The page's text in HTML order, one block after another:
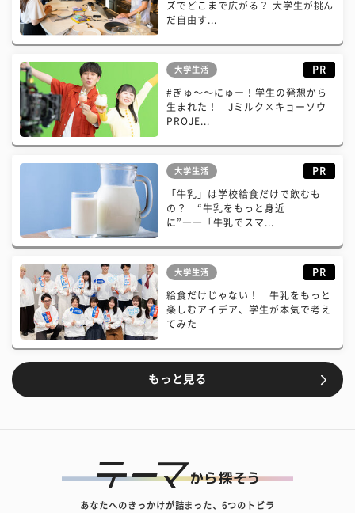
ズでどこまで広がる？ 大学生が挑ん
だ自由す...
大学生活 PR
#ぎゅ〜〜にゅー！学生の発想から
生まれた！ Jミルク×キョーソウ
PROJE...
大学生活 PR
「牛乳」は学校給食だけで飲むも
の？ “牛乳をもっと身近
に”――「牛乳でスマ...
大学生活 PR
給食だけじゃない！ 牛乳をもっと
楽しむアイデア、学生が本気で考え
てみた
もっと見る
あなたへのきっかけが詰まった、6つのトビラ